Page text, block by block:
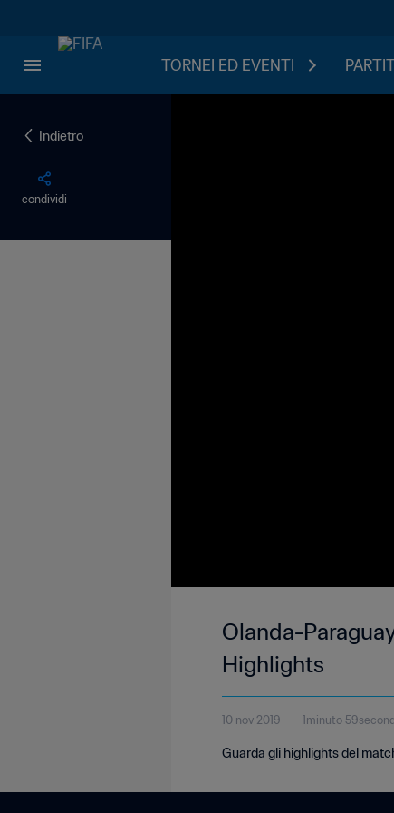
TORNEI ED EVENTI
Indietro
condividi
Olanda-
Highlights
10 nov 2019 1minuto
Guarda gli highlights del